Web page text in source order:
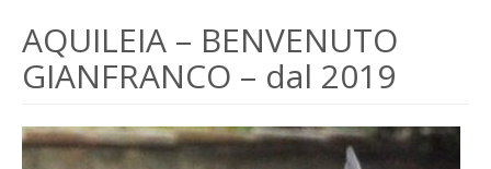
AQUILEIA – BENVENUTO
GIANFRANCO – dal 2019